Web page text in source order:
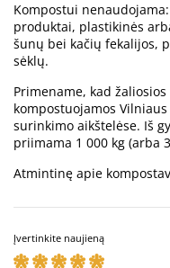
Kompostui
produktai, plastikinės
šunų bei kačių fekalijos,
sėklų.
Primename, kad
kompostuojamos
surinkimo aikštelėse. Iš
priimama 1 000 kg (arba
Atmintinę apie
Įvertinkite naujieną